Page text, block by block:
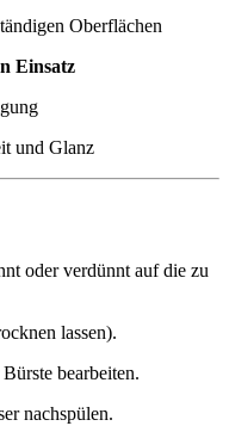
Oberflächen
Einsatz
und Glanz
oder verdünnt auf die zu
lassen).
bearbeiten.
nachspülen.